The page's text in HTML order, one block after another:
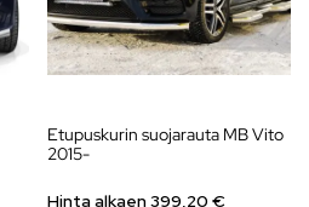
Etupuskurin suojarauta MB Vito
2015-
Hinta alkaen399,20 €